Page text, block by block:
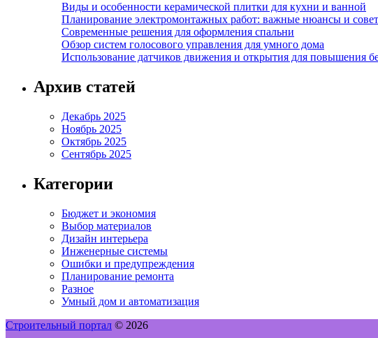
Виды и особенности керамической плитки для кухни и ванной
Планирование электромонтажных работ: важные нюансы и
Современные решения для оформления спальни
Обзор систем голосового управления для умного дома
Использование датчиков движения и открытия для повышения
Архив статей
Декабрь 2025
Ноябрь 2025
Октябрь 2025
Сентябрь 2025
Категории
Бюджет и экономия
Выбор материалов
Дизайн интерьера
Инженерные системы
Ошибки и предупреждения
Планирование ремонта
Разное
Умный дом и автоматизация
Строительный портал © 2026